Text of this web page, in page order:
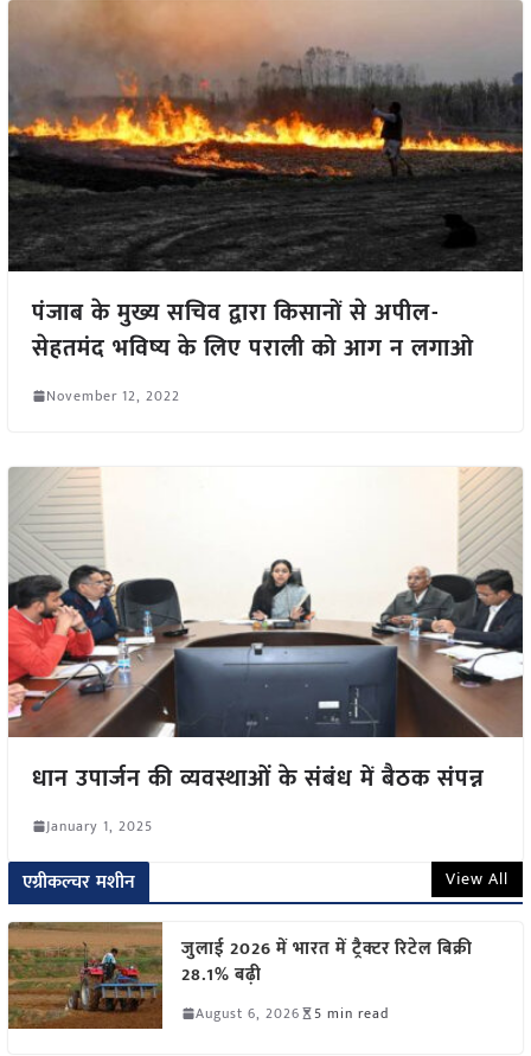
पंजाब के मुख्य सचिव द्वारा किसानों से अपील-
सेहतमंद भविष्य के लिए पराली को आग न लगाओ
November 12, 2022
धान उपार्जन की व्यवस्थाओं के संबंध में बैठक संपन्न
January 1, 2025
एग्रीकल्चर मशीन View All
जुलाई 2026 में भारत में ट्रैक्टर रिटेल बिक्री
28.1% बढ़ी
August 6, 2026 5 min read